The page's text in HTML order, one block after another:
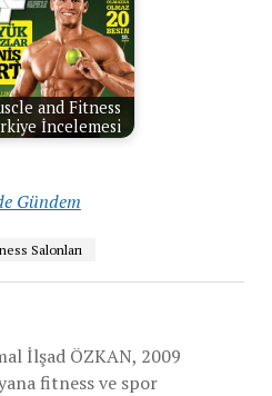
and Fitness
İncelemesi
Gündem
Salonları
İlşad ÖZKAN, 2009
fitness ve spor